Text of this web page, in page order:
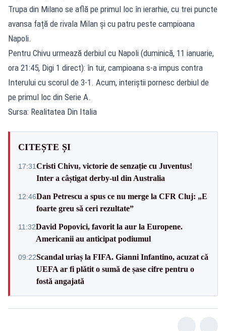
Trupa din Milano se află pe primul loc în ierarhie, cu trei puncte
avansa față de rivala Milan și cu patru peste campioana
Napoli.
Pentru Chivu urmează derbiul cu Napoli (duminică, 11 ianuarie,
ora 21:45, Digi 1 direct): în tur, campioana s-a impus contra
Interului cu scorul de 3-1. Acum, interiștii pornesc derbiul de
pe primul loc din Serie A.
Sursa: Realitatea Din Italia
CITEȘTE ȘI
17:31Cristi Chivu, victorie de senzație cu Juventus!
Inter a câștigat derby-ul din Australia
12:46Dan Petrescu a spus ce nu merge la CFR Cluj: „E
foarte greu să ceri rezultate”
11:32David Popovici, favorit la aur la Europene.
Americanii au anticipat podiumul
09:22Scandal uriaș la FIFA. Gianni Infantino, acuzat că
UEFA ar fi plătit o sumă de șase cifre pentru o
fostă angajată